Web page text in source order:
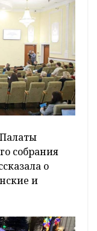
собрания
о
и